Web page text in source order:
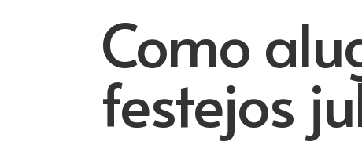
Como
festejos